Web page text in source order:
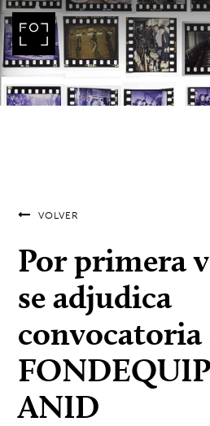
VOLVER
Por primera
se adjudica
convocatoria
ANID